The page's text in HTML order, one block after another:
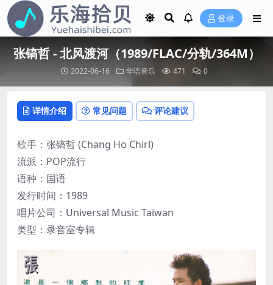
登录
张镐哲 - 北风渡河（1989/FLAC/分轨/364M）
2022-06-16 华语音乐 471 0
详情介绍 常见问题 评论建议
歌手：张镐哲 (Chang Ho Chirl)
流派：POP流行
语种：国语
发行时间：1989
唱片公司：Universal Music Taiwan
类型：录音室专辑